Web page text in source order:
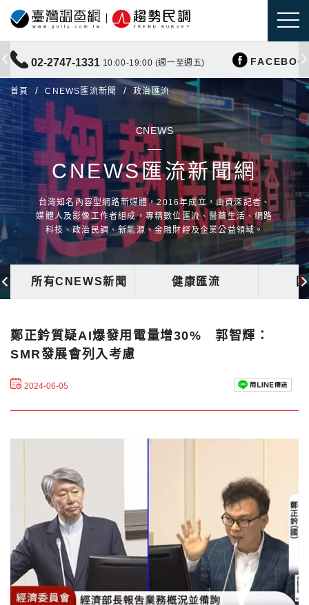
02-2747-1331 10:00-19:00 (週一至週五)
首頁 CNEWS匯流新聞 政治匯流
CNEWS
CNEWS匯流新聞網
台灣知名內容型網路新媒體，2016年成立，由資深記者、
媒體人及影像工作者組成，專精數位匯流、醫藥生活、網路
科技、政治民調、新能源、金融財經及企業公益領域。
所有CNEWS新聞 健康匯流
鄭正鈐質疑AI爆發用電量增30% 郭智輝：
SMR發展會列入考慮
2024-06-05